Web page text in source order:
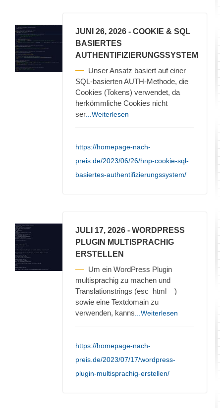
JUNI 26, 2026 - COOKIE & SQL
BASIERTES
AUTHENTIFIZIERUNGSSYSTEM
Unser Ansatz basiert auf einer
SQL-basierten AUTH-Methode, die
Cookies (Tokens) verwendet, da
herkömmliche Cookies nicht
ser ...Weiterlesen
https://homepage-nach-
preis.de/2023/06/26/hnp-cookie-sql-
basiertes-authentifizierungssystem/
JULI 17, 2026 - WORDPRESS
PLUGIN MULTISPRACHIG
ERSTELLEN
Um ein WordPress Plugin
multisprachig zu machen und
Translationstrings (esc_html__)
sowie eine Textdomain zu
verwenden, kanns ...Weiterlesen
https://homepage-nach-
preis.de/2023/07/17/wordpress-
plugin-multisprachig-erstellen/